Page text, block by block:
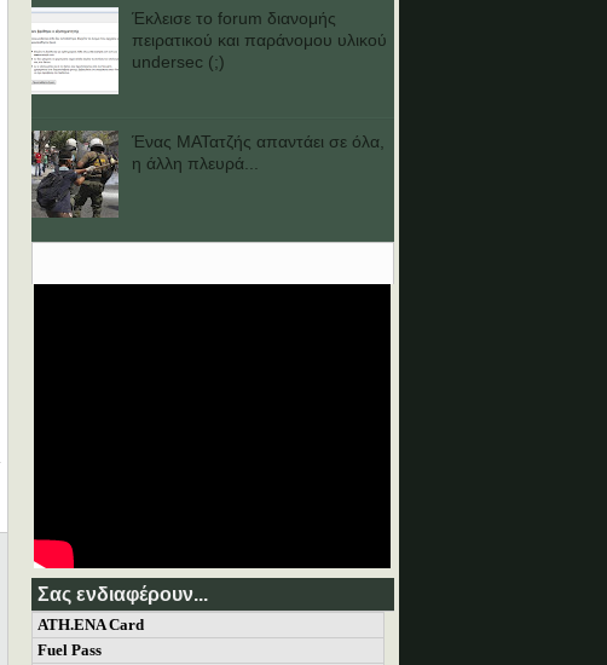
Έκλεισε το forum διανομής
πειρατικού και παράνομου υλικού
undersec (;)
Ένας ΜΑΤατζής απαντάει σε όλα,
η άλλη πλευρά...
Σας ενδιαφέρουν...
ΑΤΗ.ΕΝΑ Card
Fuel Pass